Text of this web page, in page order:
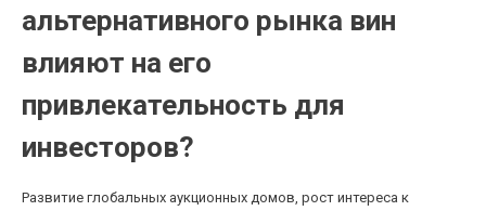
альтернативного рынка вин
влияют на его
привлекательность для
инвесторов?
Развитие глобальных аукционных домов, рост интереса к